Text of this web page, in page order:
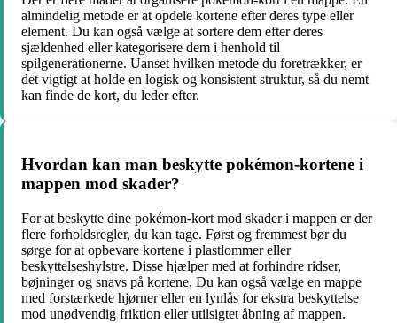
almindelig metode er at opdele kortene efter deres type eller
element. Du kan også vælge at sortere dem efter deres
sjældenhed eller kategorisere dem i henhold til
spilgenerationerne. Uanset hvilken metode du foretrækker, er
det vigtigt at holde en logisk og konsistent struktur, så du nemt
kan finde de kort, du leder efter.
Hvordan kan man beskytte pokémon-kortene i
mappen mod skader?
For at beskytte dine pokémon-kort mod skader i mappen er der
flere forholdsregler, du kan tage. Først og fremmest bør du
sørge for at opbevare kortene i plastlommer eller
beskyttelseshylstre. Disse hjælper med at forhindre ridser,
bøjninger og snavs på kortene. Du kan også vælge en mappe
med forstærkede hjørner eller en lynlås for ekstra beskyttelse
mod unødvendig friktion eller utilsigtet åbning af mappen.